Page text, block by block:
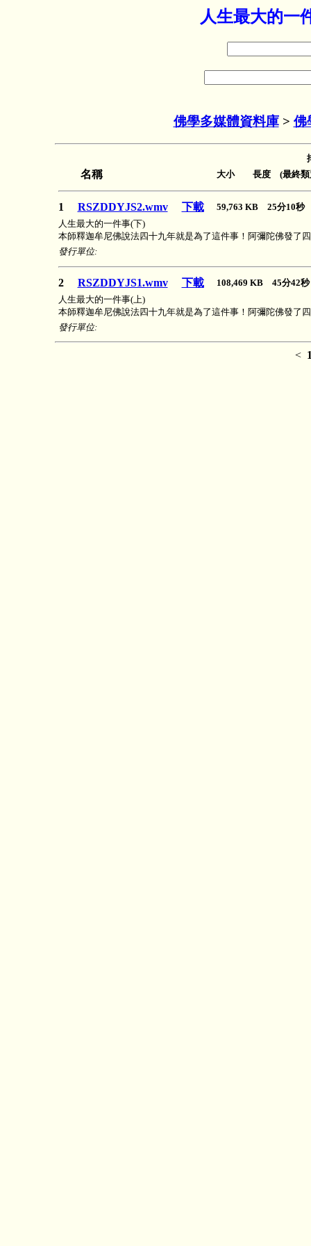
人生最大的一
佛學多媒體資料庫> 佛
名稱 大小 長度 (最終類
1 RSZDDYJS2.wmv 下載
59,763 KB 25分10
人生最大的一件事(下)
本師釋迦牟尼佛說法四十九年就是為了這件事！阿彌陀佛發了
發行單位:
2 RSZDDYJS1.wmv 下載
108,469 KB 45分42
人生最大的一件事(上)
本師釋迦牟尼佛說法四十九年就是為了這件事！阿彌陀佛發了
發行單位:
<